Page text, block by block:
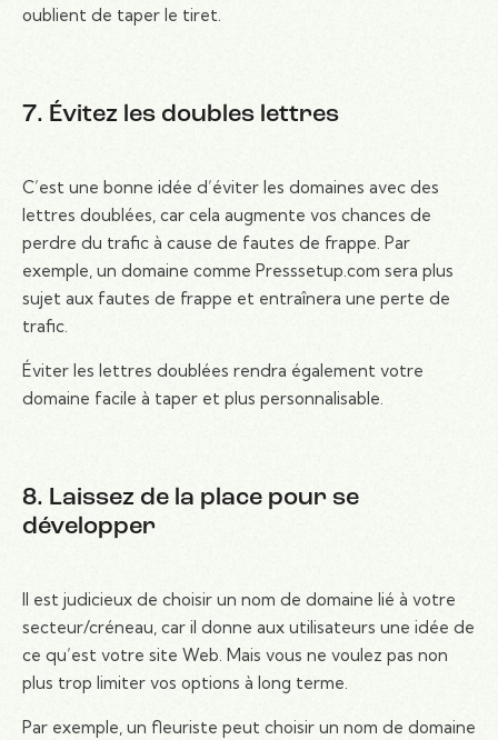
oublient de taper le tiret.
7. Évitez les doubles lettres
C’est une bonne idée d’éviter les domaines avec des
lettres doublées, car cela augmente vos chances de
perdre du trafic à cause de fautes de frappe. Par
exemple, un domaine comme Presssetup.com sera plus
sujet aux fautes de frappe et entraînera une perte de
trafic.
Éviter les lettres doublées rendra également votre
domaine facile à taper et plus personnalisable.
8. Laissez de la place pour se
développer
Il est judicieux de choisir un nom de domaine lié à votre
secteur/créneau, car il donne aux utilisateurs une idée de
ce qu’est votre site Web. Mais vous ne voulez pas non
plus trop limiter vos options à long terme.
Par exemple, un fleuriste peut choisir un nom de domaine